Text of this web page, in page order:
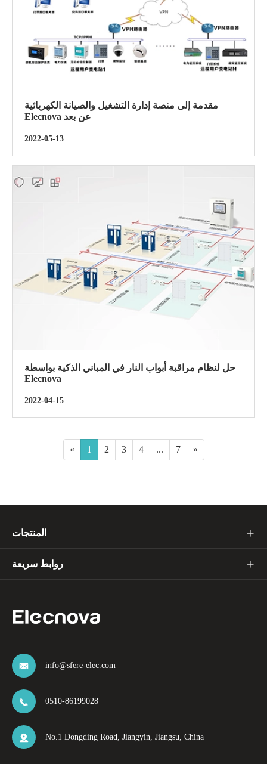
مقدمة إلى منصة إدارة التشغيل والصيانة الكهربائية
Elecnova عن بعد
2022-05-13
حل لنظام مراقبة أبواب النار في المباني الذكية بواسطة
Elecnova
2022-04-15
« 1 2 3 4 ... 7 »
المنتجات 
روابط سريعة 
 info@sfere-elec.com
 0510-86199028
 No.1 Dongding Road, Jiangyin, Jiangsu, China